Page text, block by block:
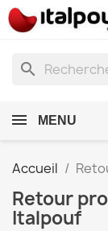
search
MENU
Accueil
Retour
Italpouf